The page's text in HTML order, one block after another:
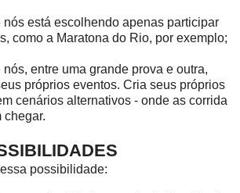
nós está escolhendo apenas participar
como a Maratona do Rio, por exemplo;
entre uma grande prova e outra,
próprios eventos. Cria seus próprios
cenários alternativos - onde as corrida
chegar.
possibilidade: